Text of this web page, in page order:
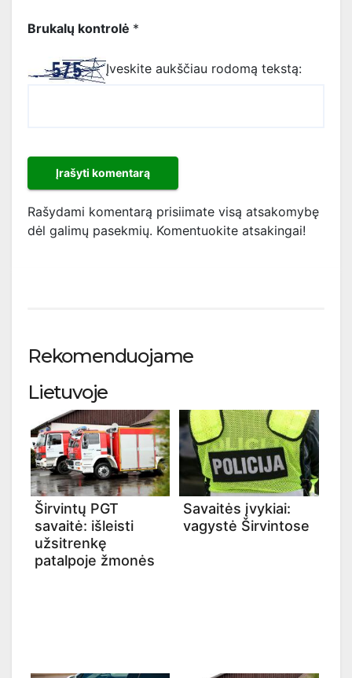
Brukalų kontrolė *
Įveskite aukščiau rodomą tekstą:
Rašydami komentarą prisiimate visą atsakomybę
dėl galimų pasekmių. Komentuokite atsakingai!
Rekomenduojame
Lietuvoje
Širvintų PGT
savaitė: išleisti
užsitrenkę
patalpoje žmonės
Savaitės įvykiai:
vagystė Širvintose